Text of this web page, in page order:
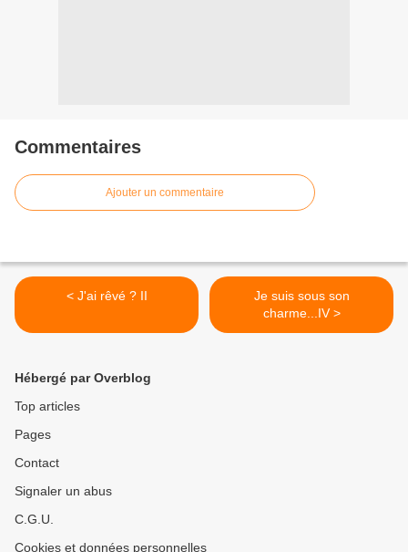
Commentaires
Ajouter un commentaire
< J'ai rêvé ? II
Je suis sous son
charme...IV >
Hébergé par Overblog
Top articles
Pages
Contact
Signaler un abus
C.G.U.
Cookies et données personnelles